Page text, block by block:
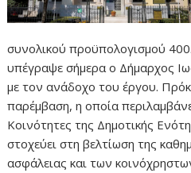
συνολικού προϋπολογισμού
υπέγραψε σήμερα ο Δήμαρχος
με τον ανάδοχο του έργου.
παρέμβαση, η οποία
Κοινότητες της Δημοτικής
στοχεύει στη βελτίωση της
ασφάλειας και των